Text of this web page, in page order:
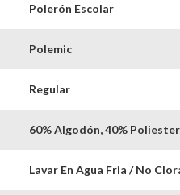
Polerón Escolar
Polemic
Regular
60% Algodón, 40% Poliester
Lavar En Agua Fria / No